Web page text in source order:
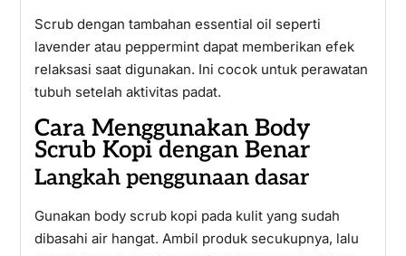
Scrub dengan tambahan essential oil seperti
lavender atau peppermint dapat memberikan efek
relaksasi saat digunakan. Ini cocok untuk perawatan
tubuh setelah aktivitas padat.
Cara Menggunakan Body
Scrub Kopi dengan Benar
Langkah penggunaan dasar
Gunakan body scrub kopi pada kulit yang sudah
dibasahi air hangat. Ambil produk secukupnya, lalu